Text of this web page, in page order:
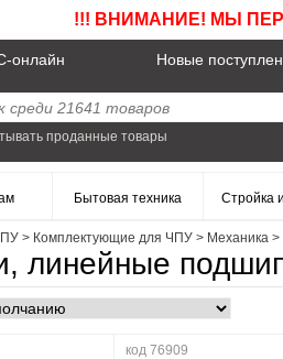
!!! ВНИМАНИЕ! МЫ
онлайн Новые
проданные товары
Бытовая техника Стройка
> Комплектующие для ЧПУ> Механика>
линейные
код 76909